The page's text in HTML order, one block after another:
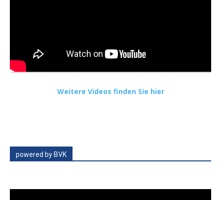
Weitere Videos finden Sie hier
powered by BVK